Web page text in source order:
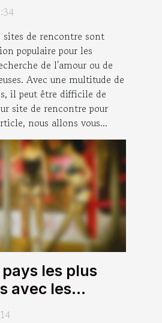
sites de rencontre sont
populaire pour les
de l'amour ou de
Avec une multitude de
il peut être difficile de
site de rencontre pour
nous allons vous...
pays les plus
avec les